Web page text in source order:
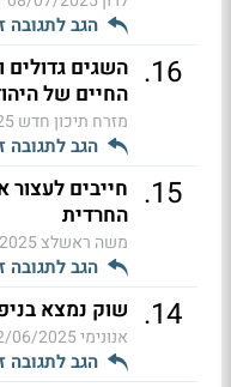
הגב לתגובה
16
. השגים
החיים של
מזרח תיכון חדש
הגב לתגובה
15
.
חייבים לעצור
החרדית
משה ראשלצ17:57
הגב לתגובה
14
. שוק נמצא
אנונימי2025 15:10
הגב לתגובה